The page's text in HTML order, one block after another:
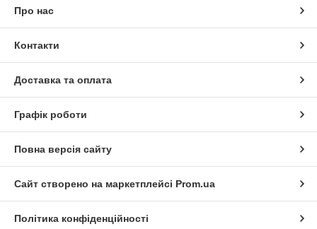
Про нас
Контакти
Доставка та оплата
Графік роботи
Повна версія сайту
Сайт створено на маркетплейсі Prom.ua
Політика конфіденційності